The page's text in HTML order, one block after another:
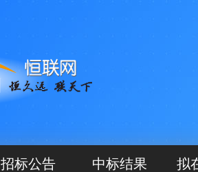
招标公告 中标结果 拟